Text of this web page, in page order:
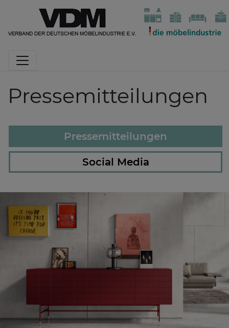
Pressemitteilungen
Pressemitteilungen
Social Media